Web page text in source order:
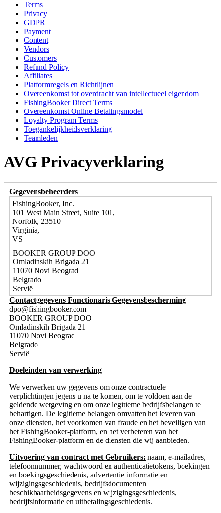
Terms
Privacy
GDPR
Payment
Content
Vendors
Customers
Refund Policy
Affiliates
Platformregels en Richtlijnen
Overeenkomst tot overdracht van intellectueel eigendom
FishingBooker Direct Terms
Overeenkomst Online Betalingsmodel
Loyalty Program Terms
Toegankelijkheidsverklaring
Teamleden
AVG Privacyverklaring
Gegevensbeheerders
FishingBooker, Inc.
101 West Main Street, Suite 101,
Norfolk, 23510
Virginia,
VS
BOOKER GROUP DOO
Omladinskih Brigada 21
11070 Novi Beograd
Belgrado
Servië
Contactgegevens Functionaris Gegevensbescherming
dpo@fishingbooker.com
BOOKER GROUP DOO
Omladinskih Brigada 21
11070 Novi Beograd
Belgrado
Servië
Doeleinden van verwerking
We verwerken uw gegevens om onze contractuele
verplichtingen jegens u na te komen, om te voldoen aan de
geldende wetgeving en om onze legitieme bedrijfsbelangen te
behartigen. De legitieme belangen omvatten het leveren van
onze diensten, het voorkomen van fraude en het beveiligen van
het FishingBooker-platform, en het verbeteren van het
FishingBooker-platform en de diensten die wij aanbieden.
Uitvoering van contract met Gebruikers: naam, e-mailadres,
telefoonnummer, wachtwoord en authenticatietokens, boekingen
en boekingsgeschiedenis, advertentie-informatie en
wijzigingsgeschiedenis, bedrijfsdocumenten,
beschikbaarheidsgegevens en wijzigingsgeschiedenis,
bedrijfsinformatie en uitbetalingsgeschiedenis.